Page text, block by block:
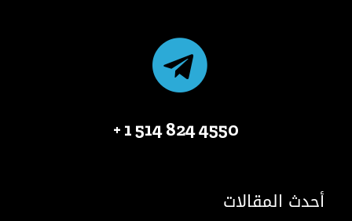
4550 824 514 1 +
أحدث المقالات